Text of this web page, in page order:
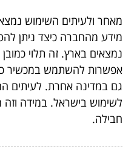
מאחר ולעיתים השימוש
מידע מהחברה כיצד ניתן
נמצאים בארץ. זה תלוי
אפשרות להשתמש במכשיר
גם במדינה אחרת. לעיתים
לשימוש בישראל. במידה
חבילה.